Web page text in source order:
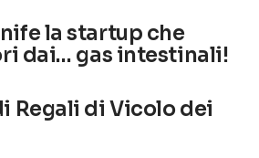
la startup che
dai… gas intestinali!
Regali di Vicolo dei